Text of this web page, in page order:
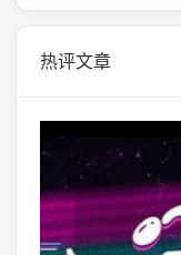
热评文章